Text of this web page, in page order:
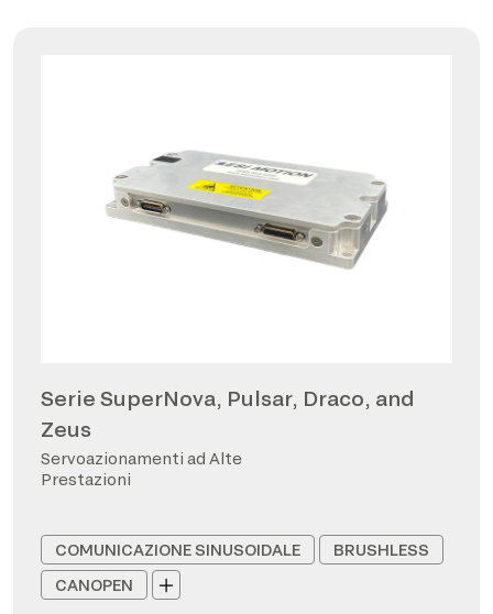
Serie SuperNova, Pulsar, Draco, and
Zeus
Servoazionamenti ad Alte
Prestazioni
COMUNICAZIONE SINUSOIDALE
BRUSHLESS
CANOPEN